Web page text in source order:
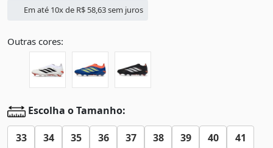
Em até 10x de R$ 58,63sem juros
Outras cores:
Escolha o Tamanho:
33 34 35 36 37 38 39 40
41